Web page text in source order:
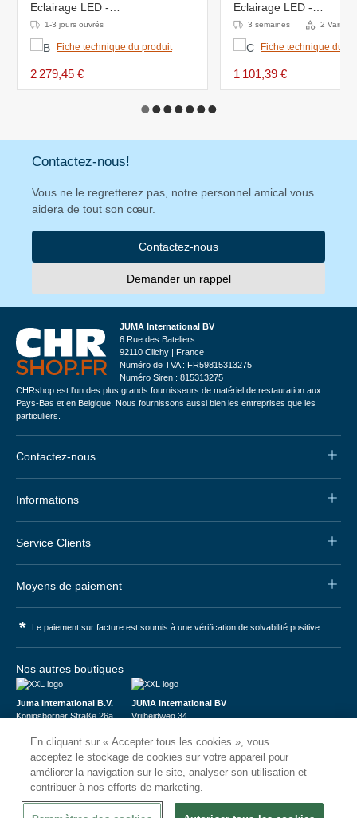
Eclairage LED -
1515x675x(h)1220mm
1-3 jours ouvrés
Fiche technique du produit
2 279,45 €
Eclairage LED -
1217x590x685(h)mm
3 semaines 2
Fiche technique du
1 101,39 €
Contactez-nous!
Vous ne le regretterez pas, notre personnel amical vous
aidera de tout son cœur.
Contactez-nous
Demander un rappel
JUMA International BV
6 Rue des Bateliers
92110 Clichy | France
Numéro de TVA : FR59815313275
Numéro Siren : 815313275
CHRshop est l'un des plus grands fournisseurs de matériel de restauration aux
Pays-Bas et en Belgique. Nous fournissons aussi bien les entreprises que les
particuliers.
Contactez-nous
Informations
Service Clients
Moyens de paiement
* Le paiement sur facture est soumis à une vérification de solvabilité positive.
Nos autres boutiques
Juma International B.V.
Königsborner Straße 26a
USt-ID: DE321159873
Handelsregister: 58573909
JUMA International BV
Vrijheidweg 34
BTW: NL853095048B01
K.V.K.: 58573909
En cliquant sur « Accepter tous les cookies », vous
acceptez le stockage de cookies sur votre appareil pour
améliorer la navigation sur le site, analyser son utilisation et
contribuer à nos efforts de marketing.